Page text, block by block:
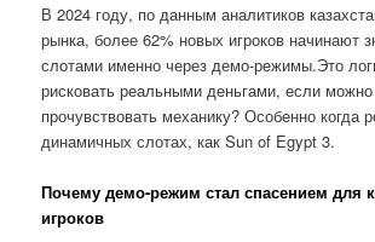
В 2024 году, по данным аналитиков
рынка, более 62% новых игроков начинают
слотами именно через демо-режимы.Это
рисковать реальными деньгами, если
прочувствовать механику? Особенно когда
динамичных слотах, как Sun of Egypt 3.
Почему демо-режим стал спасением для
игроков